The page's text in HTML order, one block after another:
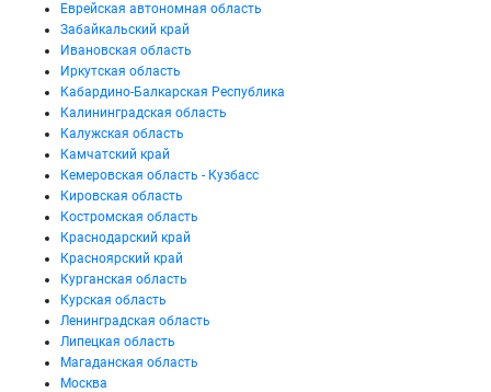
Еврейская автономная область
Забайкальский край
Ивановская область
Иркутская область
Кабардино-Балкарская Республика
Калининградская область
Калужская область
Камчатский край
Кемеровская область - Кузбасс
Кировская область
Костромская область
Краснодарский край
Красноярский край
Курганская область
Курская область
Ленинградская область
Липецкая область
Магаданская область
Москва